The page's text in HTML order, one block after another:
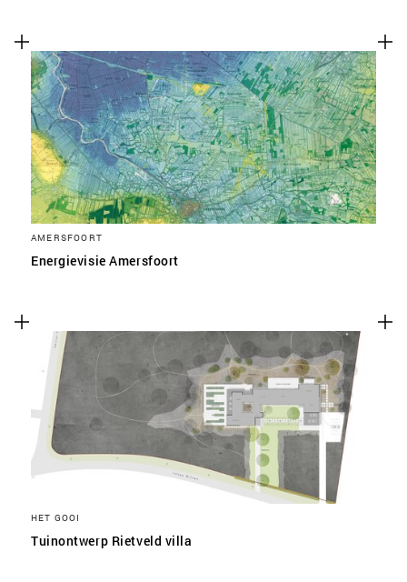
AMERSFOORT
Energievisie Amersfoort
HET GOOI
Tuinontwerp Rietveld villa